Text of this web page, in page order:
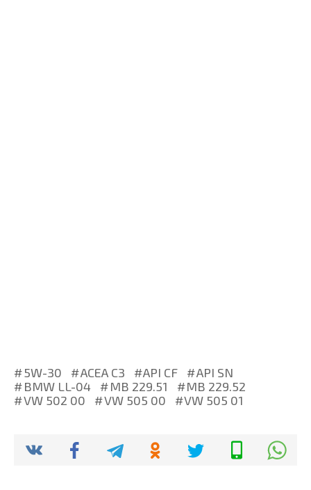
5W-30 ACEA C3 API CF
API SN
BMW LL-04
MB 229.51
MB 229.52
VW 502 00
VW 505 00 VW 505 01